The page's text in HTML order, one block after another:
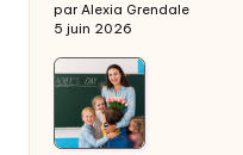
par Alexia Grendale
5 juin 2026